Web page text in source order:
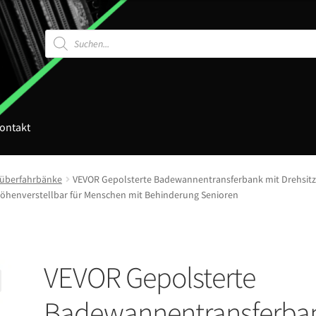
Products
search
VEVOR Gepolsterte Badewannentransferbank mit
für Menschen mit Behinderung Senioren
VEVOR Gepolsterte